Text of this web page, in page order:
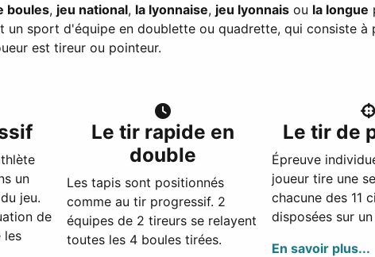
boules, jeu national, la lyonnaise, jeu lyonnais ou la longue
un sport d'équipe en doublette ou quadrette, qui consiste à
est tireur ou pointeur.
un
jeu.
de
les
Le tir rapide en
double
Les tapis sont positionnés
comme au tir progressif. 2
équipes de 2 tireurs se relayent
toutes les 4 boules tirées.
Le tir de
Épreuve
joueur tire une
chacune des 11
disposées sur
En savoir plus...